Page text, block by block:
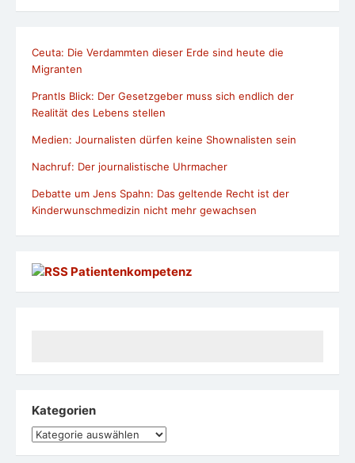
Ceuta: Die Verdammten dieser Erde sind heute die
Migranten
Prantls Blick: Der Gesetzgeber muss sich endlich der
Realität des Lebens stellen
Medien: Journalisten dürfen keine Shownalisten sein
Nachruf: Der journalistische Uhrmacher
Debatte um Jens Spahn: Das geltende Recht ist der
Kinderwunschmedizin nicht mehr gewachsen
Patientenkompetenz
Kategorien
Kategorien